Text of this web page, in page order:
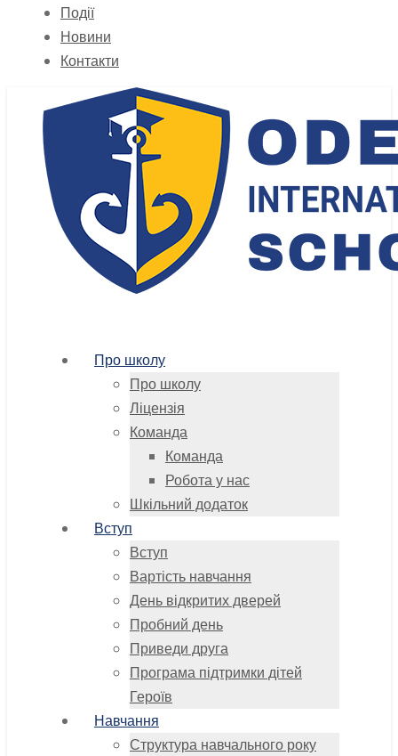
Події
Новини
Контакти
Про школу
Про школу
Ліцензія
Команда
Команда
Робота у нас
Шкільний додаток
Вступ
Вступ
Вартість навчання
День відкритих дверей
Пробний день
Приведи друга
Програма підтримки дітей
Героїв
Навчання
Структура навчального року